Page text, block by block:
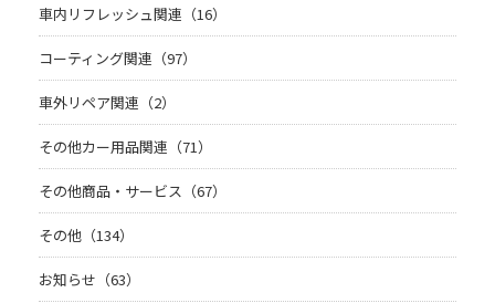
車内リフレッシュ関連（16）
コーティング関連（97）
車外リペア関連（2）
その他カー用品関連（71）
その他商品・サービス（67）
その他（134）
お知らせ（63）